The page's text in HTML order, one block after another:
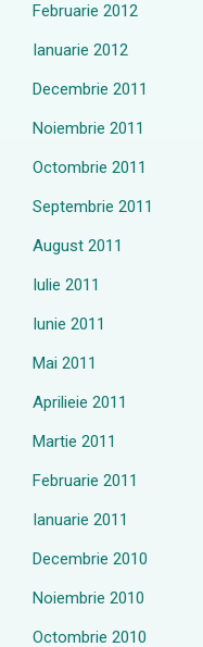
Februarie 2012
Ianuarie 2012
Decembrie 2011
Noiembrie 2011
Octombrie 2011
Septembrie 2011
August 2011
Iulie 2011
Iunie 2011
Mai 2011
Aprilieie 2011
Martie 2011
Februarie 2011
Ianuarie 2011
Decembrie 2010
Noiembrie 2010
Octombrie 2010